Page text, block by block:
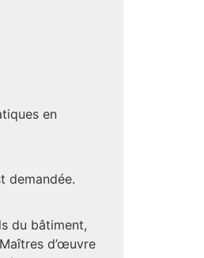
en
demandée.
du bâtiment,
d’œuvre